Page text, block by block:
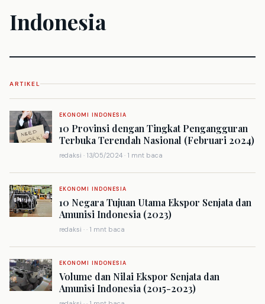
Indonesia
ARTIKEL
EKONOMI INDONESIA
10 Provinsi dengan Tingkat Pengangguran
Terbuka Terendah Nasional (Februari 2024)
redaksi · 13/05/2024 · 1 mnt baca
EKONOMI INDONESIA
10 Negara Tujuan Utama Ekspor Senjata dan
Amunisi Indonesia (2023)
redaksi · · 1 mnt baca
EKONOMI INDONESIA
Volume dan Nilai Ekspor Senjata dan
Amunisi Indonesia (2015-2023)